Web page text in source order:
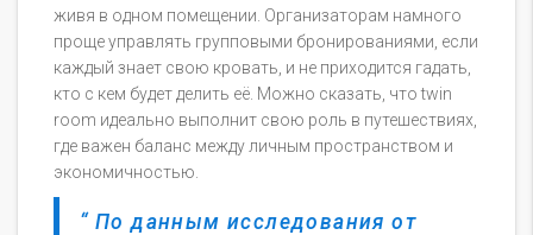
живя в одном помещении. Организаторам намного
проще управлять групповыми бронированиями, если
каждый знает свою кровать, и не приходится гадать,
кто с кем будет делить её. Можно сказать, что twin
room идеально выполнит свою роль в путешествиях,
где важен баланс между личным пространством и
экономичностью.
По данным исследования от